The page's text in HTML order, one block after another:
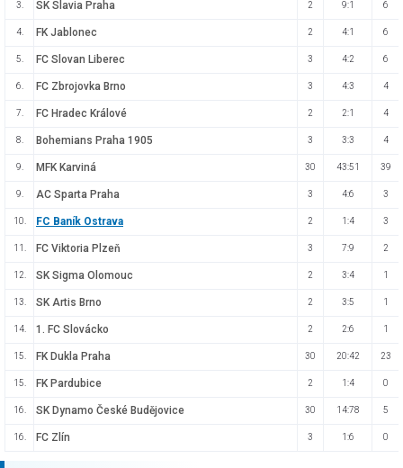
3. SK Slavia Praha 2 9:1 6
4. FK Jablonec 2 4:1 6
5. FC Slovan Liberec 3 4:2 6
6. FC Zbrojovka Brno 3 4:3 4
7. FC Hradec Králové 2 2:1 4
8. Bohemians Praha 1905 3 3:3 4
9. MFK Karviná 30 43:51 39
9. AC Sparta Praha 3 4:6 3
10. FC Baník Ostrava 2 1:4 3
11. FC Viktoria Plzeň 3 7:9 2
12. SK Sigma Olomouc 2 3:4 1
13. SK Artis Brno 2 3:5 1
14. 1. FC Slovácko 2 2:6 1
15. FK Dukla Praha 30 20:42 23
15. FK Pardubice 2 1:4 0
16. SK Dynamo České Budějovice 30 14:78 5
16. FC Zlín 3 1:6 0